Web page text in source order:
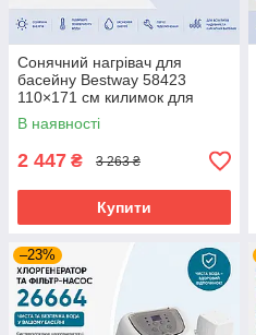
Сонячний нагрівач для
басейну Bestway 58423
110×171 см килимок для
підігріву води
В наявності
2 447 ₴ 3 263 ₴
Купити
–23%